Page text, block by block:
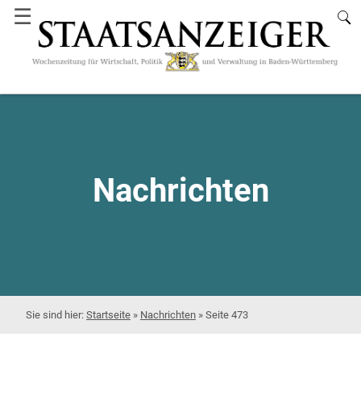
☰
Nachrichten
Startseite » Nachrichten » Seite 473